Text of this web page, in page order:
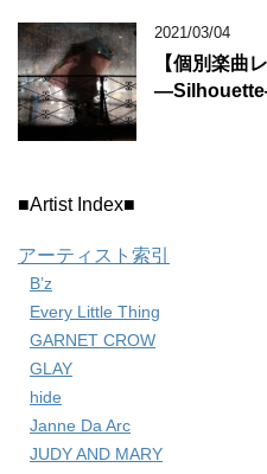
2021/03/04
【個別楽曲
■Artist Index■
アーティスト索引
B’z
Every Little Thing
GARNET CROW
GLAY
hide
Janne Da Arc
JUDY AND MARY